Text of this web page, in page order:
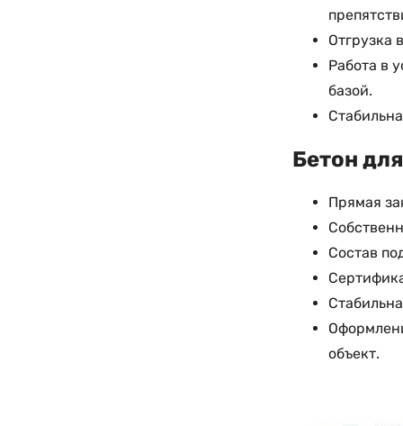
Отгрузка
Работа в
базой.
Бетон
Прямая
Состав
объект.